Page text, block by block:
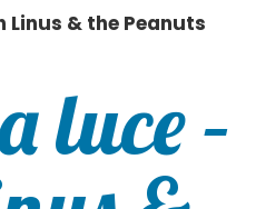
Linus & the Peanuts
luce –